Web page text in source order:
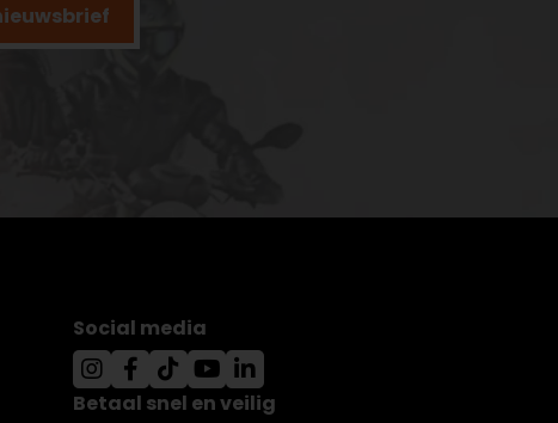
Social media
Betaal snel en veilig